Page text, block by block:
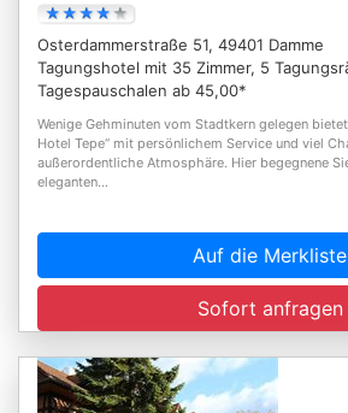
Osterdammerstraße 51, 49401 Damme
Tagungshotel mit 35 Zimmer, 5
Tagespauschalen ab 45,00*
Wenige Gehminuten vom Stadtkern gelegen
Hotel Tepe“ mit persönlichem Service und viel
außerordentliche Atmosphäre. Hier begegnene
eleganten...
Auf die Merkliste
Sofort anfragen